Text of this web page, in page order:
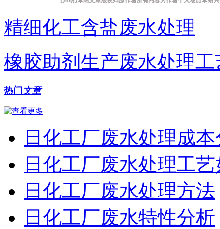
精细化工含盐废水处理
橡胶助剂生产废水处理工
热门 文章
日化工厂废水处理成
日化工厂废水处理工
日化工厂废水处理方法
日化工厂废水特性分析